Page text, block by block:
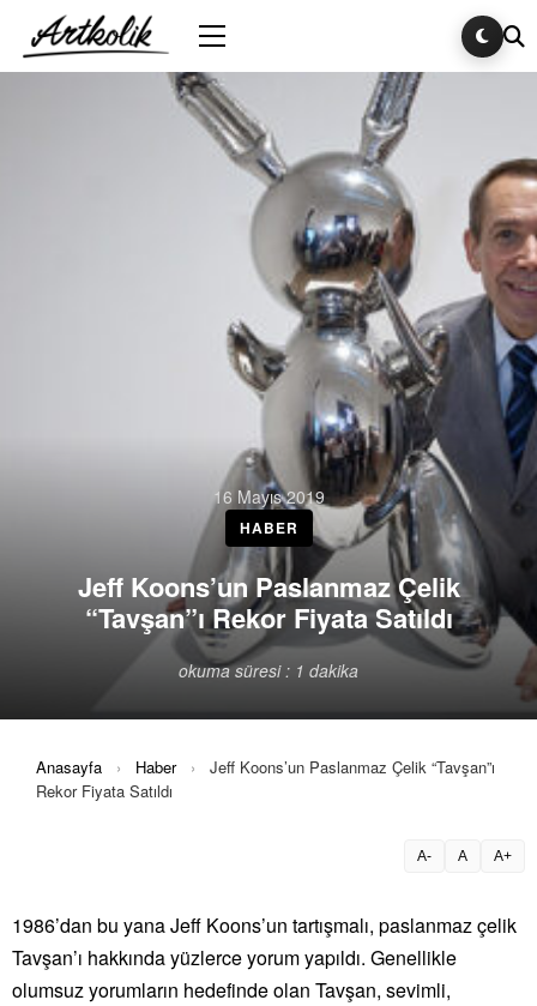
16 Mayıs 2019
HABER
Jeff Koons’un Paslanmaz Çelik
“Tavşan”ı Rekor Fiyata Satıldı
okuma süresi : 1 dakika
Anasayfa › Haber ›
Jeff Koons’un Paslanmaz Çelik “Tavşan”ı
Rekor Fiyata Satıldı
A- A A+
1986’dan bu yana Jeff Koons’un tartışmalı, paslanmaz çelik
Tavşan’ı hakkında yüzlerce yorum yapıldı. Genellikle
olumsuz yorumların hedefinde olan Tavşan, sevimli,